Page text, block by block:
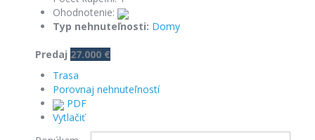
Ohodnotenie:
Typ nehnuteľnosti: Domy
Predaj 27.000 €
Trasa
Porovnaj nehnuteľností
PDF
Vytlačiť